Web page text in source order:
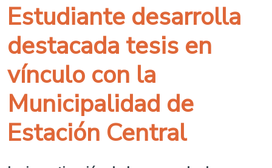
Estudiante desarrolla
destacada tesis en
vínculo con la
Municipalidad de
Estación Central